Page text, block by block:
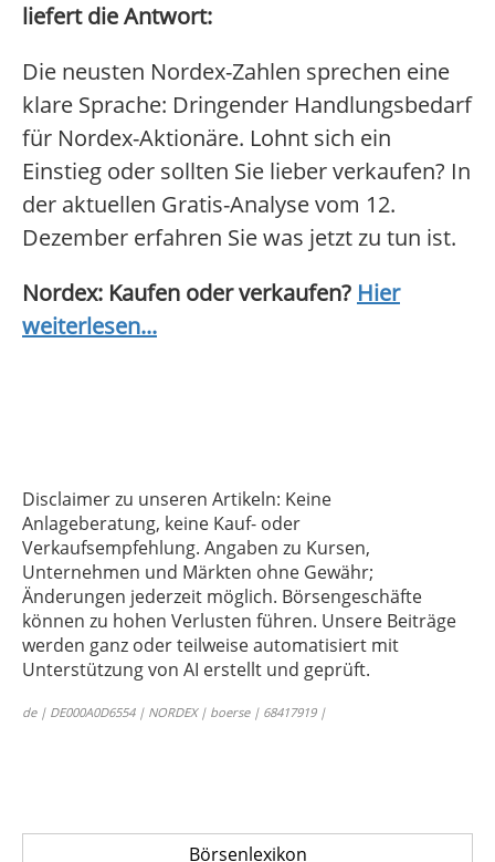
liefert die Antwort:
Die neusten Nordex-Zahlen sprechen eine
klare Sprache: Dringender Handlungsbedarf
für Nordex-Aktionäre. Lohnt sich ein
Einstieg oder sollten Sie lieber verkaufen? In
der aktuellen Gratis-Analyse vom 12.
Dezember erfahren Sie was jetzt zu tun ist.
Nordex: Kaufen oder verkaufen? Hier
weiterlesen...
Disclaimer zu unseren Artikeln: Keine
Anlageberatung, keine Kauf- oder
Verkaufsempfehlung. Angaben zu Kursen,
Unternehmen und Märkten ohne Gewähr;
Änderungen jederzeit möglich. Börsengeschäfte
können zu hohen Verlusten führen. Unsere Beiträge
werden ganz oder teilweise automatisiert mit
Unterstützung von AI erstellt und geprüft.
de | DE000A0D6554 | NORDEX | boerse | 68417919 |
Börsenlexikon